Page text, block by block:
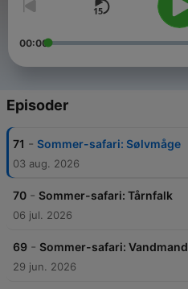
kristensen/subscribe
00:00
Episoder
71 - Sommer-safari: Sølvmåge
03 aug. 2026
70 - Sommer-safari: Tårnfalk
06 jul. 2026
69 - Sommer-safari: Vandmand
29 jun. 2026